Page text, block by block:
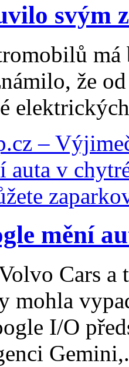
svým
má
že
mění
Cars a
mohla
I/O